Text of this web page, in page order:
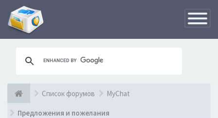
Список форумов MyChat
Предложения и пожелания